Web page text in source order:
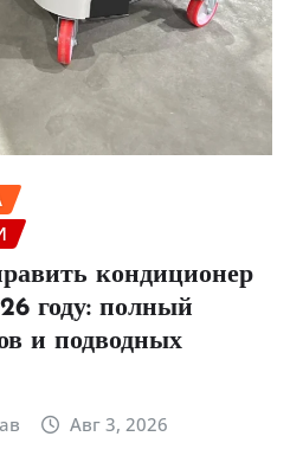
кондиционер
году: полный
и подводных
Авг 3, 2026